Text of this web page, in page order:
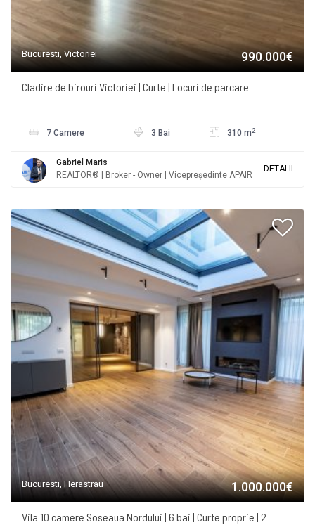
Bucuresti, Victoriei 990.000€
Cladire de birouri Victoriei | Curte | Locuri de parcare
7 Camere 3 Bai 310 m 2
Gabriel Maris
REALTOR® | Broker - Owner | Vicepreședinte APAIR
DETALII
Bucuresti, Herastrau 1.000.000€
Vila 10 camere Soseaua Nordului | 6 bai | Curte proprie | 2